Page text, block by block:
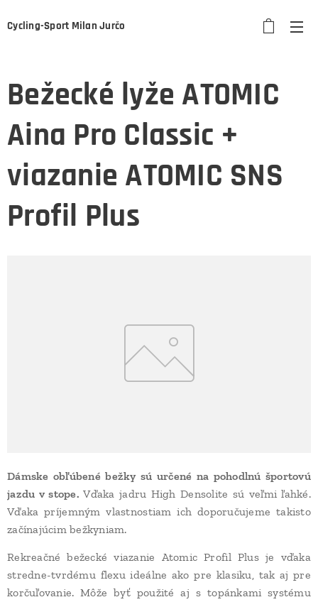
Cycling-Sport Milan Jurčo
Bežecké lyže ATOMIC
Aina Pro Classic +
viazanie ATOMIC SNS
Profil Plus
Dámske obľúbené bežky sú určené na pohodlnú športovú
jazdu v stope. Vďaka jadru High Densolite sú veľmi ľahké.
Vďaka príjemným vlastnostiam ich doporučujeme takisto
začínajúcim bežkyniam.
Rekreačné bežecké viazanie Atomic Profil Plus je vďaka
stredne-tvrdému flexu ideálne ako pre klasiku, tak aj pre
korčuľovanie. Môže byť použité aj s topánkami systému